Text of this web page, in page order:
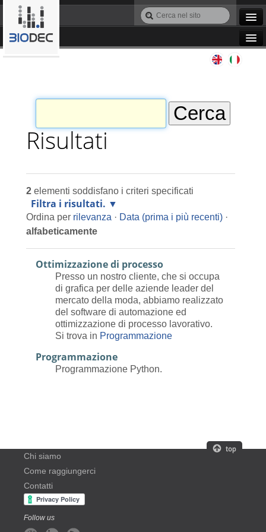
Cerca
nel
Ricerca
Automazione
Bioinformatica
Progettazione
Programmazione
Risultati
2 elementi soddisfano i criteri specificati
Filtra i risultati.
Ordina per rilevanza · Data (prima i più recenti) ·
alfabeticamente
Ottimizzazione di processo
Presso un nostro cliente, che si occupa
di grafica per delle aziende leader del
mercato della moda, abbiamo realizzato
del software di automazione ed
ottimizzazione di processo lavorativo.
Si trova in Programmazione
Programmazione
Programmazione Python.
Chi siamo
Come raggiungerci
Contatti
Follow us